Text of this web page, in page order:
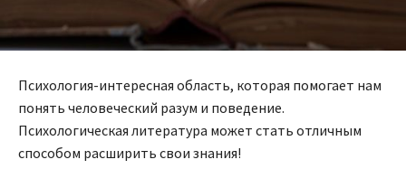
Психология-интересная область, которая помогает нам
понять человеческий разум и поведение.
Психологическая литература может стать отличным
способом расширить свои знания!